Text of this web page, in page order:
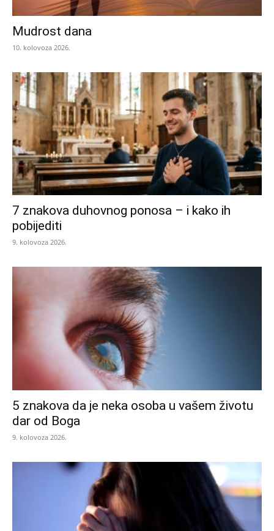
Mudrost dana
10. kolovoza 2026.
7 znakova duhovnog ponosa – i kako ih
pobijediti
9. kolovoza 2026.
5 znakova da je neka osoba u vašem životu
dar od Boga
9. kolovoza 2026.